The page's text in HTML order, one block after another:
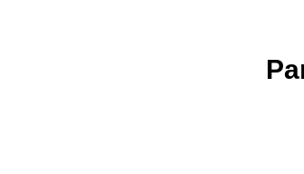
Saint-Étienne